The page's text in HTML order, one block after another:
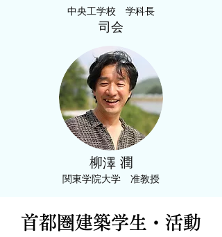
中央工学校 学科長
司会
​柳澤 潤
​関東学院大学 准教授
首都圏建築学生・活動